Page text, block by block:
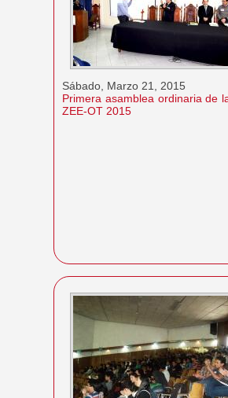
Sábado, Marzo 21, 2015
Primera asamblea ordinaria de
ZEE-OT 2015